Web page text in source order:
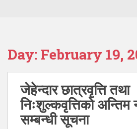
Day: February 19,
जेहेन्दार छात्रवृत्ति तथा
निःशुल्कवृत्तिको अन्तिम
सम्बन्धी सूचना